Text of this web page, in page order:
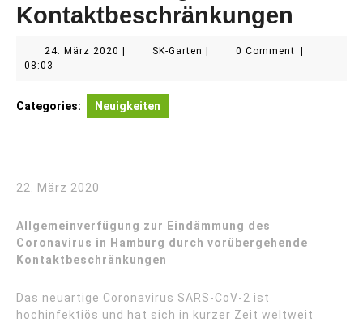
Kontaktbeschränkungen
24. März 2020 24.
| SK-Garten SK-
| 0 Comment |
08:03
Categories: Neuigkeiten
22. März 2020
Allgemeinverfügung zur Eindämmung des
Coronavirus in Hamburg durch vorübergehende
Kontaktbeschränkungen
Das neuartige Coronavirus SARS-CoV-2 ist
hochinfektiös und hat sich in kurzer Zeit weltweit